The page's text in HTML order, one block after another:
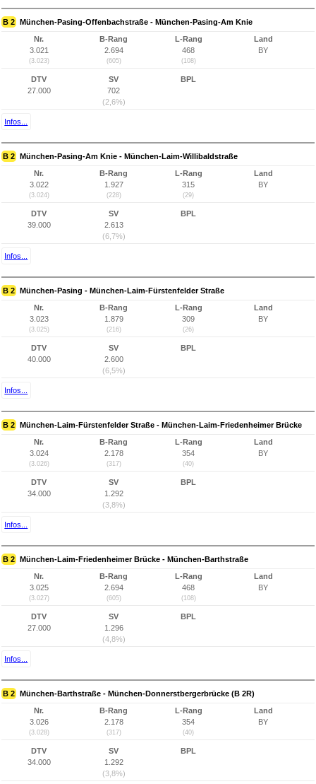
B 2 München-Pasing-Offenbachstraße - München-Pasing-Am Knie
Nr.
3.021
(3.023)
B-Rang
2.694
(605)
L-Rang
468
(108)
Land
BY
DTV
27.000
SV
702
(2,6%)
BPL
Infos...
B 2 München-Pasing-Am Knie - München-Laim-Willibaldstraße
Nr.
3.022
(3.024)
B-Rang
1.927
(228)
L-Rang
315
(29)
Land
BY
DTV
39.000
SV
2.613
(6,7%)
BPL
Infos...
B 2 München-Pasing - München-Laim-Fürstenfelder Straße
Nr.
3.023
(3.025)
B-Rang
1.879
(216)
L-Rang
309
(26)
Land
BY
DTV
40.000
SV
2.600
(6,5%)
BPL
Infos...
B 2 München-Laim-Fürstenfelder Straße - München-Laim-Friedenheimer Brücke
Nr.
3.024
(3.026)
B-Rang
2.178
(317)
L-Rang
354
(40)
Land
BY
DTV
34.000
SV
1.292
(3,8%)
BPL
Infos...
B 2 München-Laim-Friedenheimer Brücke - München-Barthstraße
Nr.
3.025
(3.027)
B-Rang
2.694
(605)
L-Rang
468
(108)
Land
BY
DTV
27.000
SV
1.296
(4,8%)
BPL
Infos...
B 2 München-Barthstraße - München-Donnerstbergerbrücke (B 2R)
Nr.
3.026
(3.028)
B-Rang
2.178
(317)
L-Rang
354
(40)
Land
BY
DTV
34.000
SV
1.292
(3,8%)
BPL